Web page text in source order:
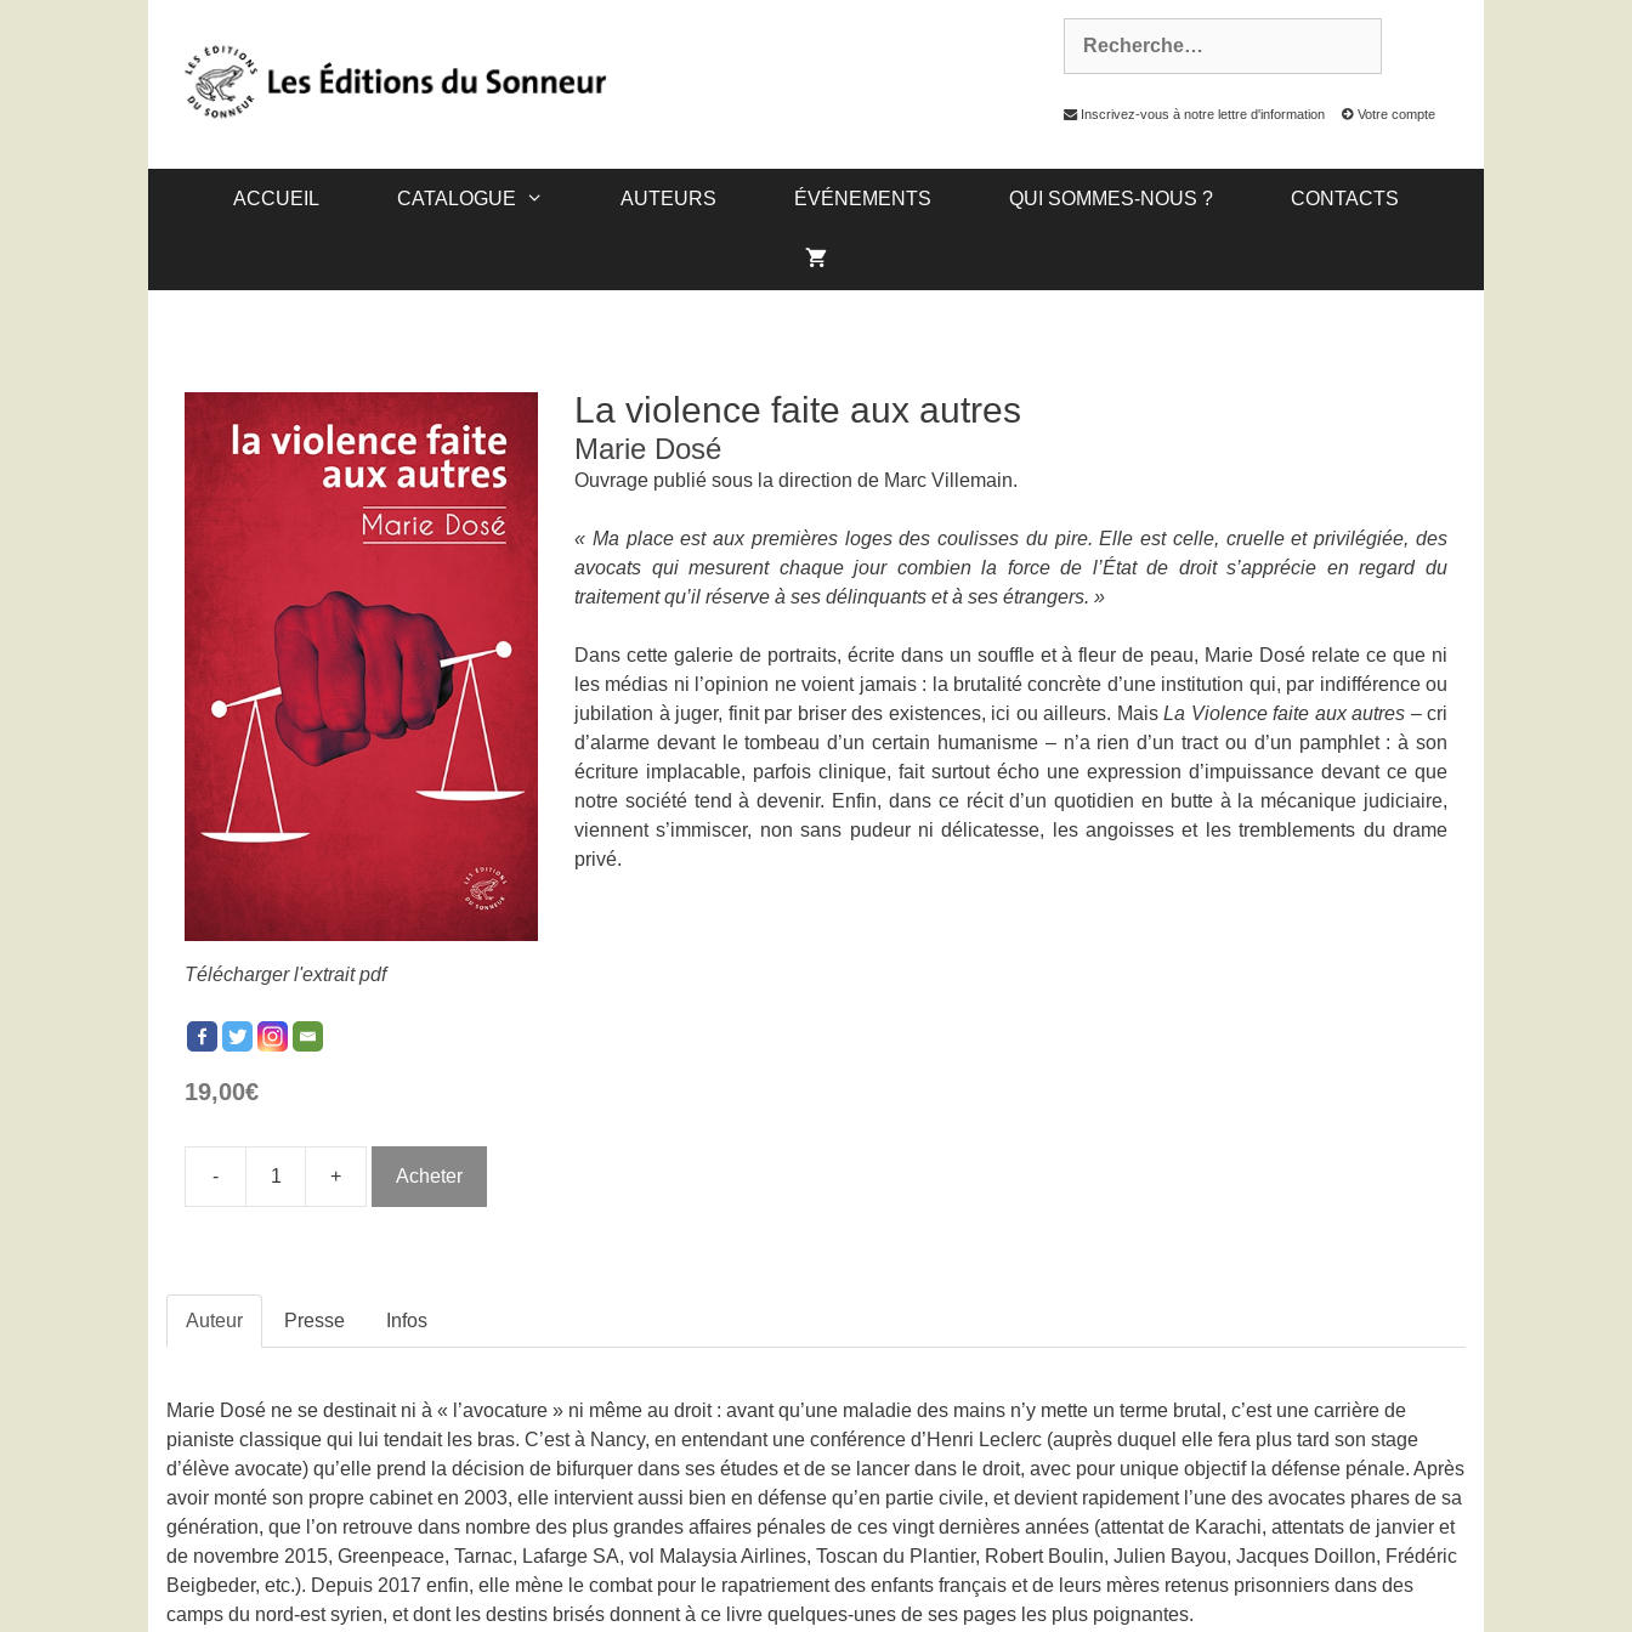
Inscrivez-vous à notre lettre d'information Votre compte
ACCUEIL CATALOGUE AUTEURS ÉVÉNEMENTS QUI SOMMES-NOUS ? CONTACTS
Télécharger l'extrait pdf
19,00€
- + Acheter
La violence faite aux autres
Marie Dosé
Ouvrage publié sous la direction de Marc Villemain.
« Ma place est aux premières loges des coulisses du pire. Elle est celle, cruelle et privilégiée, des
avocats qui mesurent chaque jour combien la force de l’État de droit s’apprécie en regard du
traitement qu’il réserve à ses délinquants et à ses étrangers. »
Dans cette galerie de portraits, écrite dans un souffle et à fleur de peau, Marie Dosé relate ce que ni
les médias ni l’opinion ne voient jamais : la brutalité concrète d’une institution qui, par indifférence ou
jubilation à juger, finit par briser des existences, ici ou ailleurs. Mais La Violence faite aux autres – cri
d’alarme devant le tombeau d’un certain humanisme – n’a rien d’un tract ou d’un pamphlet : à son
écriture implacable, parfois clinique, fait surtout écho une expression d’impuissance devant ce que
notre société tend à devenir. Enfin, dans ce récit d’un quotidien en butte à la mécanique judiciaire,
viennent s’immiscer, non sans pudeur ni délicatesse, les angoisses et les tremblements du drame
privé.
Auteur Presse Infos
Marie Dosé ne se destinait ni à « l’avocature » ni même au droit : avant qu’une maladie des mains n’y mette un terme brutal, c’est une carrière de
pianiste classique qui lui tendait les bras. C’est à Nancy, en entendant une conférence d’Henri Leclerc (auprès duquel elle fera plus tard son stage
d’élève avocate) qu’elle prend la décision de bifurquer dans ses études et de se lancer dans le droit, avec pour unique objectif la défense pénale. Après
avoir monté son propre cabinet en 2003, elle intervient aussi bien en défense qu’en partie civile, et devient rapidement l’une des avocates phares de sa
génération, que l’on retrouve dans nombre des plus grandes affaires pénales de ces vingt dernières années (attentat de Karachi, attentats de janvier et
de novembre 2015, Greenpeace, Tarnac, Lafarge SA, vol Malaysia Airlines, Toscan du Plantier, Robert Boulin, Julien Bayou, Jacques Doillon, Frédéric
Beigbeder, etc.). Depuis 2017 enfin, elle mène le combat pour le rapatriement des enfants français et de leurs mères retenus prisonniers dans des
camps du nord-est syrien, et dont les destins brisés donnent à ce livre quelques-unes de ses pages les plus poignantes.